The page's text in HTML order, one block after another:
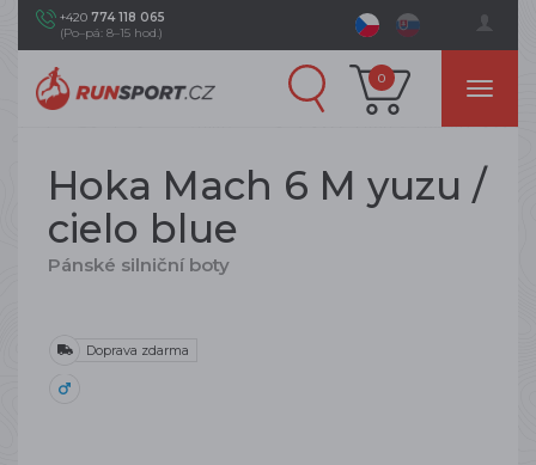
+420 774 118 065
(Po–pá: 8–15 hod.)
0
Hoka Mach 6 M yuzu /
cielo blue
Pánské silniční boty
Doprava zdarma